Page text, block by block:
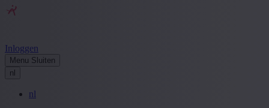
Inloggen
Menu Sluiten
nl
nl